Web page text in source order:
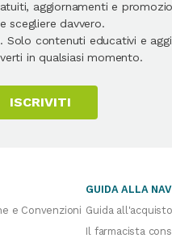
aggiornamenti e
scegliere davvero.
Solo contenuti educativi e
in qualsiasi momento.
ISCRIVITI
e Convenzioni
GUIDA ALLA
Guida
Il farmacista